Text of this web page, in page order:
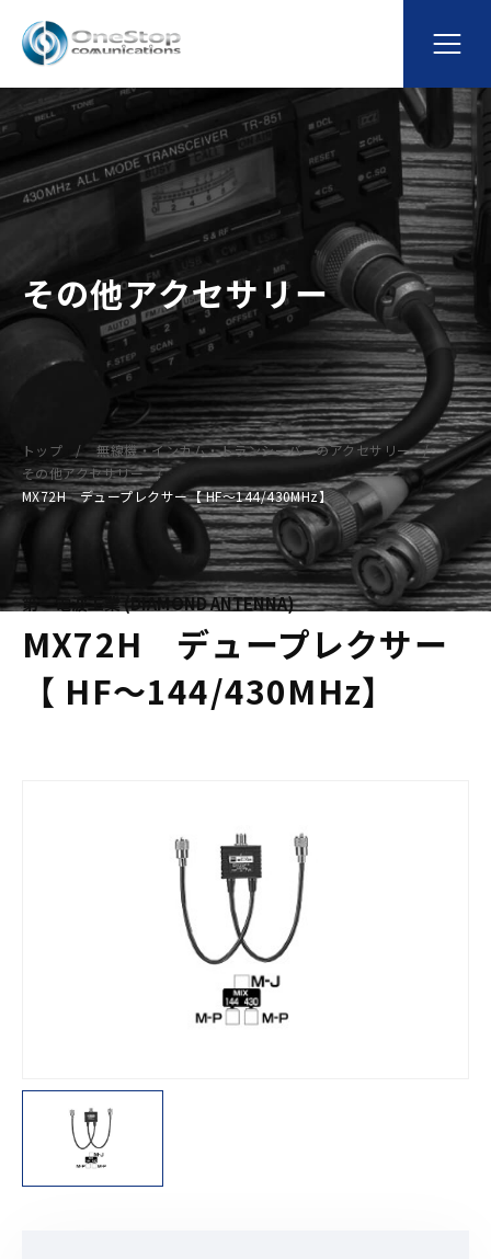
その他アクセサリー
トップ
無線機・インカム・トランシーバーのアクセサリー
その他アクセサリー
MX72H デュープレクサー【 HF〜144/430MHz】
第一電波工業 (DIAMOND ANTENNA)
MX72H デュープレクサー
【 HF〜144/430MHz】